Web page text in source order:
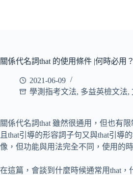
關係代名詞that 的使用條件 |何時必用
2021-06-09
學測指考文法, 多益英檢文法,
關係代名詞that 雖然很通用，但也有
且that引導的形容詞子句又與that引導
像，但功能與用法完全不同，使用的
在這篇，會談到什麼時候通常用that，